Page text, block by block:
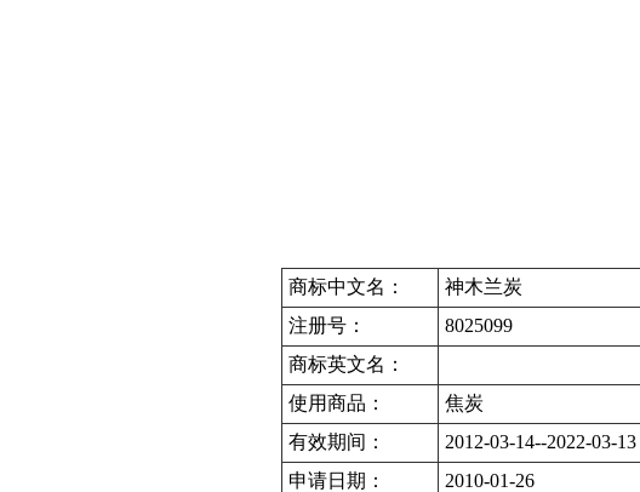
商标中文名：
神木兰炭
注册号：
8025099
商标英文名：
使用商品：
焦炭
有效期间：
2012-03-14--2022-03-13
申请日期：
2010-01-26